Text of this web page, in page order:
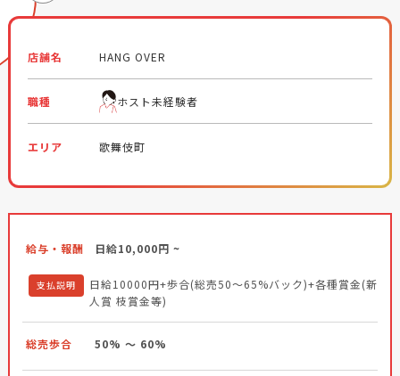
店舗名 HANG OVER
職種 ホスト未経験者
エリア 歌舞伎町
給与・報酬 日給10,000円 ~
支払説明
日給10000円+歩合(総売50～65%バック)+各種賞金(新
人賞 枝賞金等)
総売歩合 50% ～ 60%